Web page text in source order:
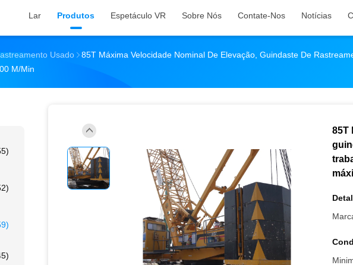
Lar Produtos Espetáculo VR Sobre Nós Contate-Nos Notícias
Usado
85T Máxima Velocidade Nominal De Elevação, Guindaste De
M/min
85T